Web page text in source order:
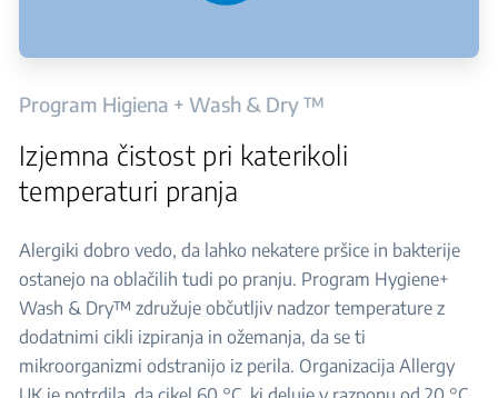
Program Higiena + Wash & Dry ™
Izjemna čistost pri katerikoli
temperaturi pranja
Alergiki dobro vedo, da lahko nekatere pršice in bakterije
ostanejo na oblačilih tudi po pranju. Program Hygiene+
Wash & Dry™ združuje občutljiv nadzor temperature z
dodatnimi cikli izpiranja in ožemanja, da se ti
mikroorganizmi odstranijo iz perila. Organizacija Allergy